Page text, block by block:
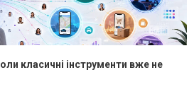
класичні інструменти вже не